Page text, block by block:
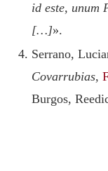
id este, unum
[…]».
Serrano,
Covarrubias,
Burgos,